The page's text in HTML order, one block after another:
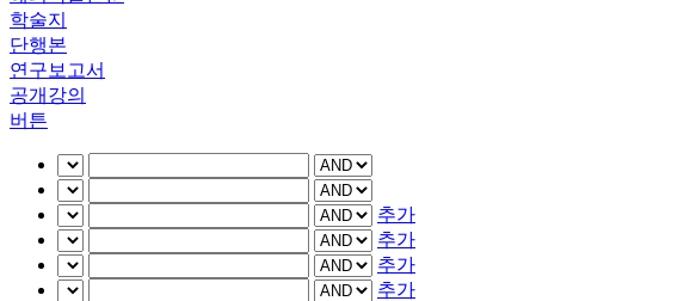
학술지
단행본
연구보고서
공개강의
버튼
추가
추가
추가
추가